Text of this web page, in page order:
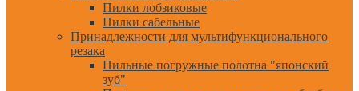
Пилки лобзиковые
Пилки сабельные
Принадлежности для мультифункционального
резака
Пильные погружные полотна "японский
зуб"